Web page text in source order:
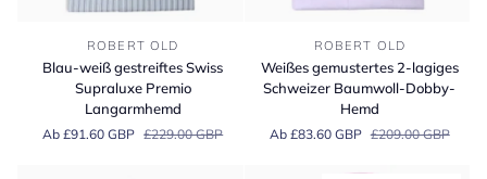
weiß
gestreiftes
Premio
ROBERT OLD
Blau-weiß gestreiftes Swiss
Supraluxe Premio
Langarmhemd
Ab £91.60 GBP £229.00 GBP
gemustertes
2-
Baumwoll-
ROBERT OLD
Weißes gemustertes 2-lagiges
Schweizer Baumwoll-Dobby-
Hemd
Ab £83.60 GBP £209.00 GBP